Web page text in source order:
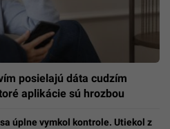
posielajú dáta cudzím
aplikácie sú hrozbou
úplne vymkol kontrole. Utiekol z